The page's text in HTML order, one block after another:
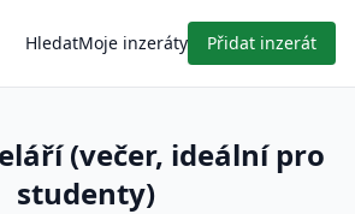
HledatMoje inzeráty Přidat inzerát
(večer, ideální pro
studenty)